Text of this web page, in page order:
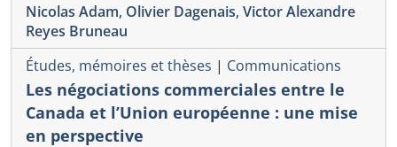
Nicolas Adam, Olivier Dagenais, Victor Alexandre
Reyes Bruneau
Études, mémoires et thèses | Communications
Les négociations commerciales entre le
Canada et l’Union européenne : une mise
en perspective